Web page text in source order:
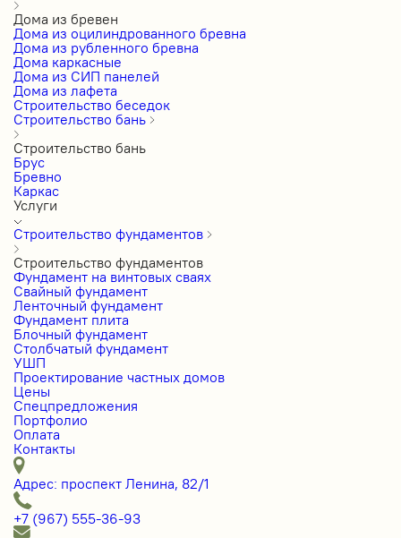
Дома из бревен
Дома из оцилиндрованного бревна
Дома из рубленного бревна
Дома каркасные
Дома из СИП панелей
Дома из лафета
Строительство беседок
Строительство бань
Строительство бань
Брус
Бревно
Каркас
Услуги
Строительство фундаментов
Строительство фундаментов
Фундамент на винтовых сваях
Свайный фундамент
Ленточный фундамент
Фундамент плита
Блочный фундамент
Столбчатый фундамент
УШП
Проектирование частных домов
Цены
Спецпредложения
Портфолио
Оплата
Контакты
Адрес: проспект Ленина, 82/1
+7 (967) 555-36-93